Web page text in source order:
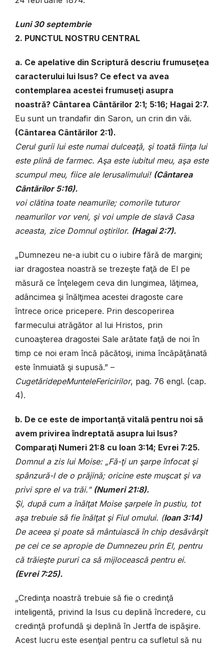
Luni30 septembrie
2. PUNCTUL NOSTRU CENTRAL
a. Ce apelative din Scriptură descriu frumuseţea
caracterului lui Isus? Ce efect va avea
contemplarea acestei frumuseţi asupra
noastră? Cântarea Cântărilor 2:1; 5:16; Hagai 2:7.
Eu sunt un trandafir din Saron, un crin din văi.
(Cântarea Cântărilor 2:1).
Cerul gurii lui este numai dulceaţă, şi toată fiinţa lui
este plină de farmec. Aşa este iubitul meu, aşa este
scumpul meu, fiice ale Ierusalimului! (Cântarea
Cântărilor 5:16).
voi clătina toate neamurile; comorile tuturor
neamurilor vor veni, şi voi umple de slavă Casa
aceasta, zice Domnul oştirilor. (Hagai 2:7).
„Dumnezeu ne-a iubit cu o iubire fără de margini;
iar dragostea noastră se trezeşte faţă de El pe
măsură ce înţelegem ceva din lungimea, lăţimea,
adâncimea şi înălţimea acestei dragoste care
întrece orice pricepere. Prin descoperirea
farmecului atrăgător al lui Hristos, prin
cunoaşterea dragostei Sale arătate faţă de noi în
timp ce noi eram încă păcătoşi, inima încăpăţânată
este înmuiată şi supusă.” –
CugetăridepeMunteleFericirilor, pag. 76 engl. (cap.
4).
b. De ce este de importanţă vitală pentru noi să
avem privirea îndreptată asupra lui Isus?
Comparaţi Numeri 21:8 cu Ioan 3:14; Evrei 7:25.
Domnul a zis lui Moise: „Fă-ţi un şarpe înfocat şi
spânzură-l de o prăjină; oricine este muşcat şi va
privi spre el va trăi.” (Numeri 21:8).
Şi, după cum a înălţat Moise şarpele în pustiu, tot
aşa trebuie să fie înălţat şi Fiul omului. (Ioan 3:14)
De aceea şi poate să mântuiască în chip desăvârşit
pe cei ce se apropie de Dumnezeu prin El, pentru
că trăieşte pururi ca să mijlocească pentru ei.
(Evrei 7:25).
„Credinţa noastră trebuie să fie o credinţă
inteligentă, privind la Isus cu deplină încredere, cu
credinţă profundă şi deplină în Jertfa de ispăşire.
Acest lucru este esenţial pentru ca sufletul să nu